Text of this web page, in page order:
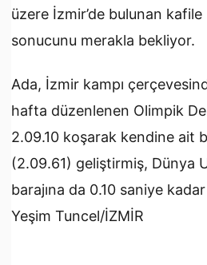
üzere İzmir’de bulunan
sonucunu merakla bekliyor.
Ada, İzmir kampı
hafta düzenlenen Olimpik
2.09.10 koşarak kendine ait
(2.09.61) geliştirmiş, Dünya
barajına da 0.10 saniye kadar
Yeşim Tuncel/İZMİR